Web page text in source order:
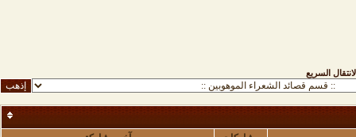
السريع